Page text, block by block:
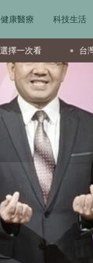
健康醫療 科技生活
台灣科技業搶攻太空